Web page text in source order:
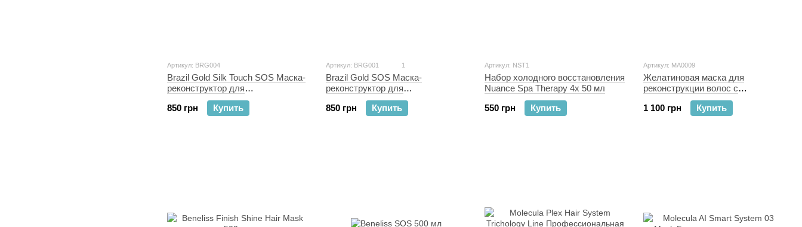
Артикул: BRG004
Brazil Gold Silk Touch SOS Маска-
реконструктор для
восстановления волос 300 мл
850 грн
Купить
Артикул: BRG001 1
Brazil Gold SOS Маска-
реконструктор для
восстановления волос 300 мл
850 грн
Купить
Артикул: NST1
Набор холодного восстановления
Nuance Spa Therapy 4x 50 мл
550 грн
Купить
Артикул: MA0009
Желатиновая маска для
реконструкции волос с
экстрактом золотой икры
Molecula Golden Collagen Gelatin
1 100 грн Купить